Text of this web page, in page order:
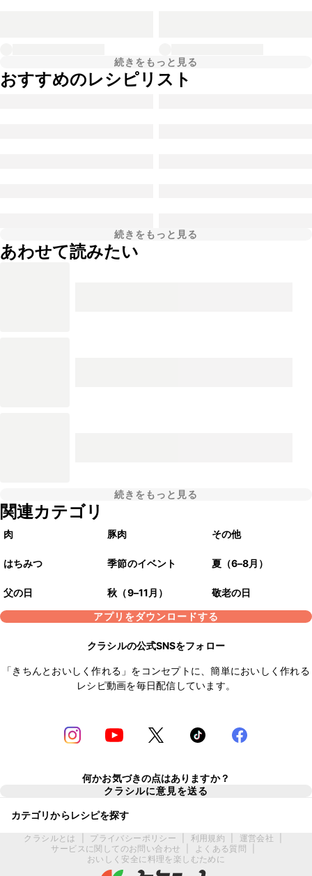
続きをもっと見る
おすすめのレシピリスト
続きをもっと見る
あわせて読みたい
続きをもっと見る
関連カテゴリ
肉 豚肉 その他
はちみつ 季節のイベント 夏（6–8月）
父の日 秋（9–11月）
敬老の日
アプリをダウンロードする
クラシルの公式SNSをフォロー
「きちんとおいしく作れる」をコンセプトに、簡単においしく作れる
レシピ動画を毎日配信しています。
何かお気づきの点はありますか？
クラシルに意見を送る
カテゴリからレシピを探す
クラシルとは プライバシーポリシー 利用規約 運営会社
サービスに関してのお問い合わせ
よくある質問
おいしく安全に料理を楽しむために